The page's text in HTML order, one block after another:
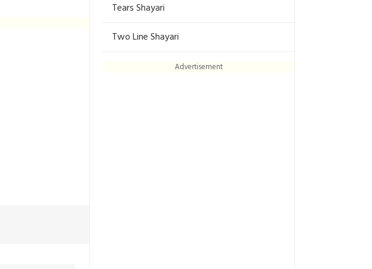
Tears Shayari
Two Line Shayari
Advertisement